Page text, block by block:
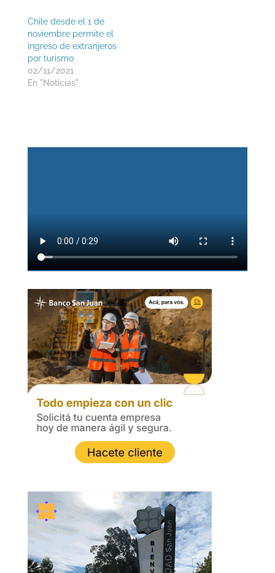
Chile desde el 1 de
noviembre permite el
ingreso de extranjeros
por turismo
02/11/2021
En "Noticias"